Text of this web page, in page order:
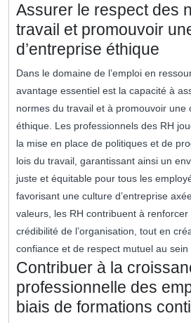
Assurer le respect des
travail et promouvoir
d’entreprise éthique
Dans le domaine de l’emploi en
avantage essentiel est la capacité à
normes du travail et à promouvoir une
éthique. Les professionnels des RH
la mise en place de politiques et de
lois du travail, garantissant ainsi un
juste et équitable pour tous les
favorisant une culture d’entreprise
valeurs, les RH contribuent à
crédibilité de l’organisation, tout en
confiance et de respect mutuel au sein
Contribuer à la
professionnelle des
biais de formations